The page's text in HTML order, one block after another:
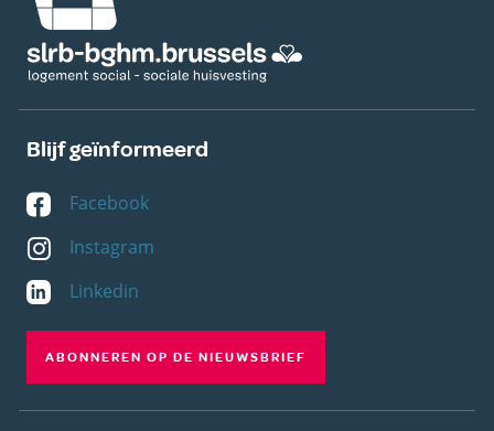
Blijf geïnformeerd
Facebook
Instagram
Linkedin
ABONNEREN OP DE NIEUWSBRIEF